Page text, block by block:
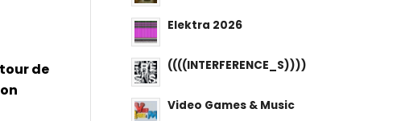
de
Elektra 2026
((((INTERFERENCE_S))))
Video Games & Music